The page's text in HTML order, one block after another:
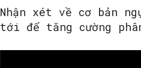
Nhận xét về cơ bản
tới để tăng cường